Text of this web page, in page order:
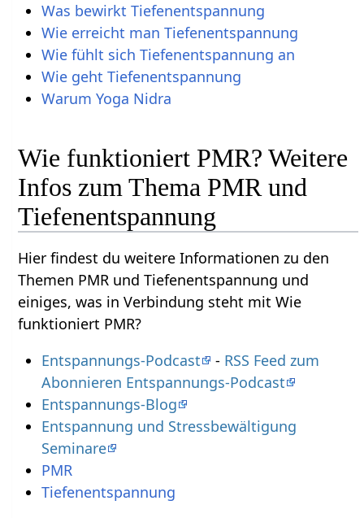
Was bewirkt Tiefenentspannung
Wie erreicht man Tiefenentspannung
Wie fühlt sich Tiefenentspannung an
Wie geht Tiefenentspannung
Warum Yoga Nidra
Wie funktioniert PMR? Weitere
Infos zum Thema PMR und
Tiefenentspannung
Hier findest du weitere Informationen zu den
Themen PMR und Tiefenentspannung und
einiges, was in Verbindung steht mit Wie
funktioniert PMR?
Entspannungs-Podcast
- RSS Feed zum
Abonnieren Entspannungs-Podcast
Entspannungs-Blog
Entspannung und Stressbewältigung
Seminare
PMR
Tiefenentspannung